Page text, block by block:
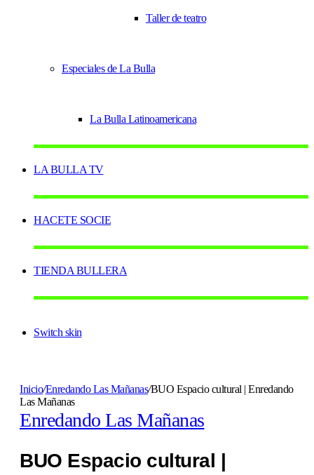
Taller de teatro
Especiales de La Bulla
La Bulla Latinoamericana
LA BULLA TV
HACETE SOCIE
TIENDA BULLERA
Switch skin
Inicio/Enredando Las Mañanas/BUO Espacio cultural | Enredando
Las Mañanas
Enredando Las Mañanas
BUO Espacio cultural |